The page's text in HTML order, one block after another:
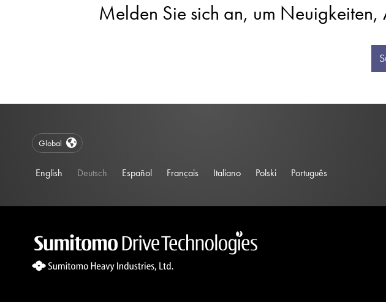
Melden Sie sich an, um
Global
English Deutsch Español Français Italiano Polski Português